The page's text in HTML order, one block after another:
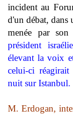
incident au
d'un débat, dans
menée par
président
élevant la voix
celui-ci réagirait
nuit sur Istanbul.
M. Erdogan,